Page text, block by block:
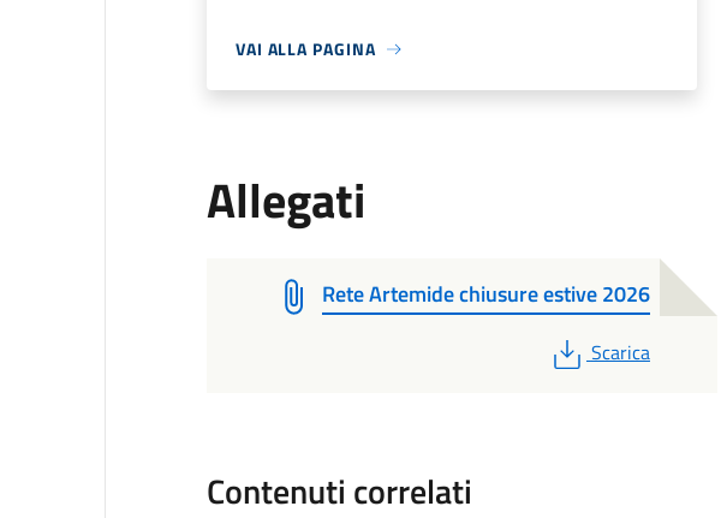
VAI ALLA PAGINA
Allegati
Rete Artemide chiusure estive 2026
PDF
Scarica
Contenuti correlati